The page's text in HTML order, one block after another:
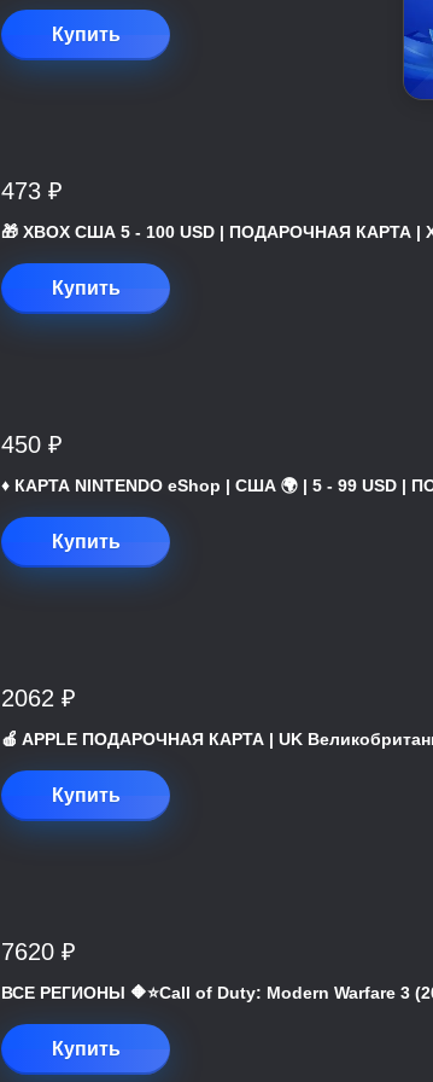
Купить
473 ₽
🎁 XBOX США 5 - 100 USD | ПОДАРОЧНАЯ КАРТА |
Купить
450 ₽
♦️ КАРТА NINTENDO eShop | США 🌍 | 5 - 99 USD |
Купить
2062 ₽
🍎 APPLE ПОДАРОЧНАЯ КАРТА | UK
Купить
7620 ₽
ВСЕ РЕГИОНЫ 🔶⭐Call of Duty: Modern Warfare 3
Купить